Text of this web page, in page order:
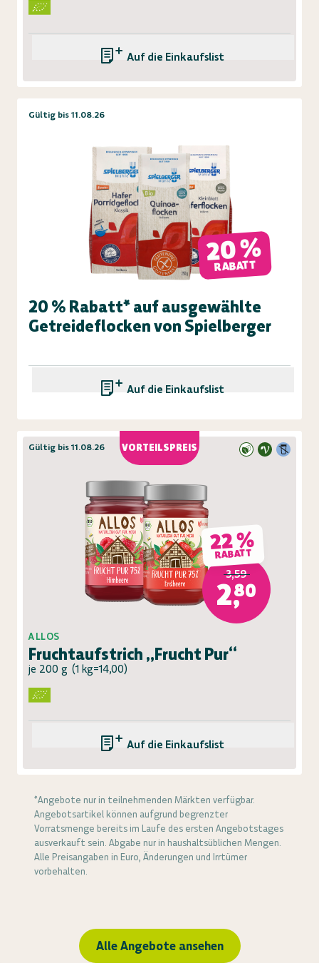
Auf die Einkaufsliste
Gültig bis 11.08.26
20 %
RABATT
20 % Rabatt* auf ausgewählte
Getreideflocken von Spielberger
Auf die Einkaufsliste
VORTEILSPREIS
Gültig bis 11.08.26
22 %
RABATT
3,59
2,80
ALLOS
Fruchtaufstrich „Frucht Pur“
je 200 g (1 kg=14,00)
Auf die Einkaufsliste
*Angebote nur in teilnehmenden Märkten verfügbar.
Angebotsartikel können aufgrund begrenzter
Vorratsmenge bereits im Laufe des ersten Angebotstages
ausverkauft sein. Abgabe nur in haushaltsüblichen Mengen.
Alle Preisangaben in Euro, Änderungen und Irrtümer
vorbehalten.
Alle Angebote ansehen